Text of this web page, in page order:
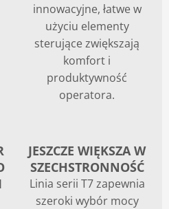
innowacyjne, łatwe w
użyciu elementy
sterujące zwiększają
komfort i
produktywność
operatora.
JESZCZE WIĘKSZA W
SZECHSTRONNOŚĆ
Linia serii T7 zapewnia
szeroki wybór mocy